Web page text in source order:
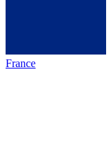
France